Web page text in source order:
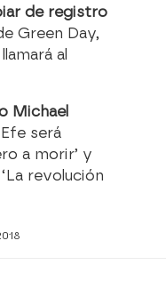
de registro
Green Day,
al
Michael
será
a morir’ y
revolución